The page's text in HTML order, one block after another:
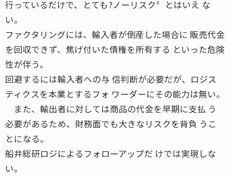
行っているだけで、とても?ノーリスク〞とはいえ な
い。
ファクタリングには、輸入者が倒産した場合に 販売代金
を回収できず、焦げ付いた債権を所有する といった危険
性が伴う。
回避するには輸入者への与 信判断が必要だが、ロジス
ティクスを本業とするフォ ワーダーにその能力は無い。
また、輸出者に対しては商品の代金を早期に支払 う
必要があるため、財務面でも大きなリスクを背負 うこ
とになる。
船井総研ロジによるフォローアップだ けでは実現しな
い。